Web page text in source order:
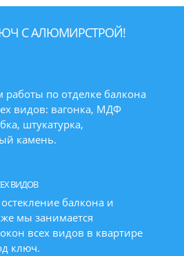
С АЛЮМИРСТРОЙ!
по отделке балкона
видов: вагонка, МДФ
штукатурка,
камень.
ВИДОВ
балкона и
мы занимается
всех видов в квартире
ключ.